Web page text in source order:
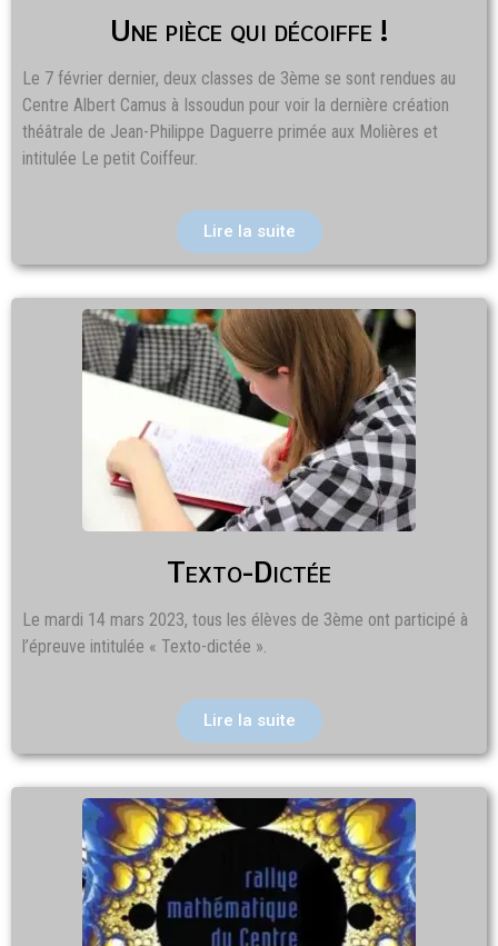
Une pièce qui décoiffe !
Le 7 février dernier, deux classes de 3ème se sont rendues au
Centre Albert Camus à Issoudun pour voir la dernière création
théâtrale de Jean-Philippe Daguerre primée aux Molières et
intitulée Le petit Coiffeur.
Lire la suite
Texto-Dictée
Le mardi 14 mars 2023, tous les élèves de 3ème ont participé à
l’épreuve intitulée « Texto-dictée ».
Lire la suite